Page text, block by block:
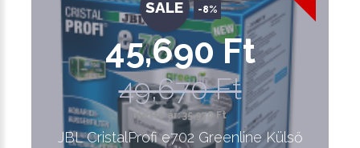
SALE -8%
45,690 Ft
49,670 Ft
Nettó ár: 35,976 Ft
JBL CristalProfi e702 Greenline Külső